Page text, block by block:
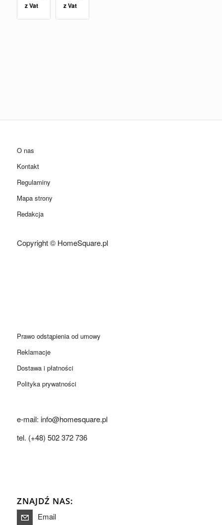
z Vat z Vat
O nas
Kontakt
Regulaminy
Mapa strony
Redakcja
Copyright © HomeSquare.pl
Prawo odstąpienia od umowy
Reklamacje
Dostawa i płatności
Polityka prywatności
e-mail: info@homesquare.pl
tel. (+48) 502 372 736
ZNAJDŹ NAS:
Email